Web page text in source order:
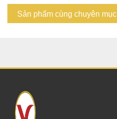
Sản phẩm cùng chuyên mục